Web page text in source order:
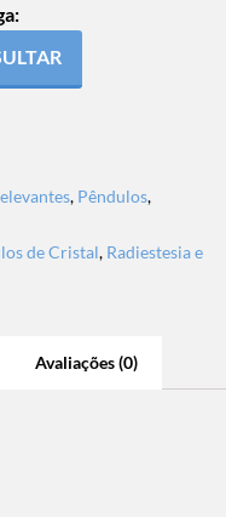
, Pêndulos,
de Cristal, Radiestesia e
Avaliações (0)